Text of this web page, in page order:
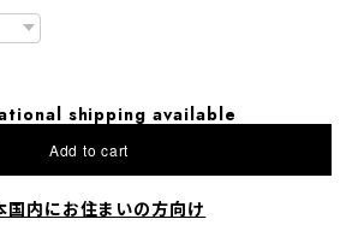
shipping available
Add to cart
国内にお住まいの方向け